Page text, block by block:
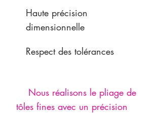
Haute précision
dimensionnelle
Respect des tolérances
Nous réalisons le pliage de
tôles fines avec un précision